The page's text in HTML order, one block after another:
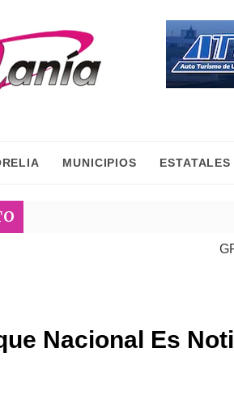
MUNICIPIOS ESTATALES
Nacional Es